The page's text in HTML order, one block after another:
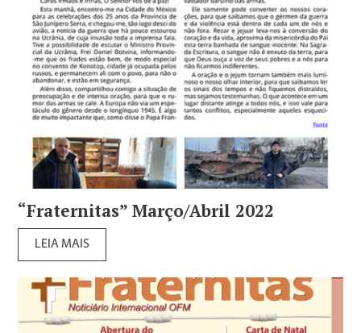
“Fraternitas” Março/Abril 2022
LEIA MAIS